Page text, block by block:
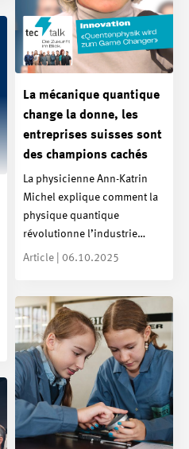
La mécanique quantique
change la donne, les
entreprises suisses sont
des champions cachés
La physicienne Ann-Katrin
Michel explique comment la
physique quantique
révolutionne l’industrie…
Article | 06.10.2025